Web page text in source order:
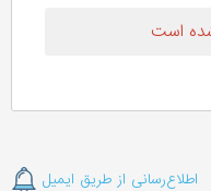
است
اطلاع‌رسانی از طریق ایمیل